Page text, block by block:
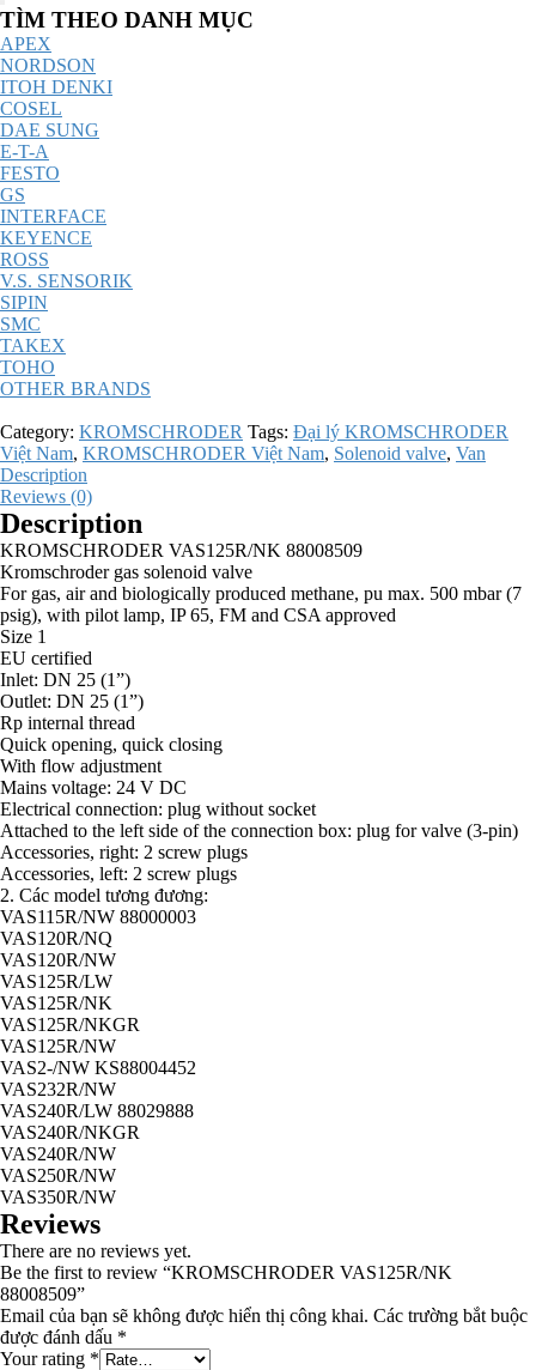
Catalog
Menu
TÌM THEO DANH MỤC
APEX
NORDSON
ITOH DENKI
COSEL
DAE SUNG
E-T-A
FESTO
GS
INTERFACE
KEYENCE
ROSS
V.S. SENSORIK
SIPIN
SMC
TAKEX
TOHO
OTHER BRANDS
Category: KROMSCHRODER Tags: Đại lý KROMSCHRODER
Việt Nam, KROMSCHRODER Việt Nam, Solenoid valve, Van
Description
Reviews (0)
Description
KROMSCHRODER VAS125R/NK 88008509
Kromschroder gas solenoid valve
For gas, air and biologically produced methane, pu max. 500 mbar (7
psig), with pilot lamp, IP 65, FM and CSA approved
Size 1
EU certified
Inlet: DN 25 (1”)
Outlet: DN 25 (1”)
Rp internal thread
Quick opening, quick closing
With flow adjustment
Mains voltage: 24 V DC
Electrical connection: plug without socket
Attached to the left side of the connection box: plug for valve (3-pin)
Accessories, right: 2 screw plugs
Accessories, left: 2 screw plugs
2. Các model tương đương:
VAS115R/NW 88000003
VAS120R/NQ
VAS120R/NW
VAS125R/LW
VAS125R/NK
VAS125R/NKGR
VAS125R/NW
VAS2-/NW KS88004452
VAS232R/NW
VAS240R/LW 88029888
VAS240R/NKGR
VAS240R/NW
VAS250R/NW
VAS350R/NW
Reviews
There are no reviews yet.
Be the first to review “KROMSCHRODER VAS125R/NK
88008509”
Email của bạn sẽ không được hiển thị công khai. Các trường bắt buộc
được đánh dấu *
Your rating *